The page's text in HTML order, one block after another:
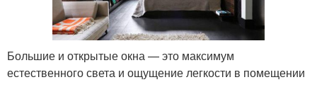
Большие и открытые окна — это максимум
естественного света и ощущение легкости в помещении